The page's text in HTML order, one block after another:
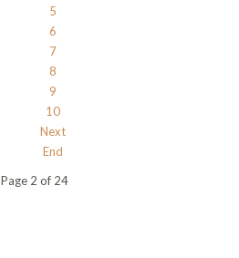
5
6
7
8
9
10
Next
End
Page 2 of 24